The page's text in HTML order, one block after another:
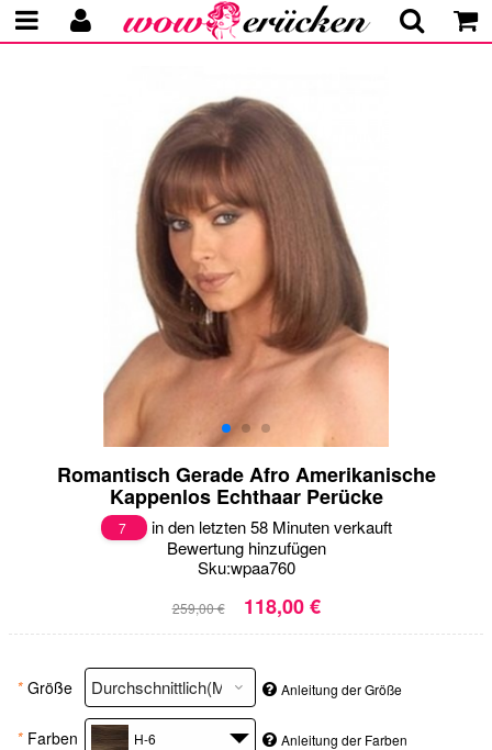
Romantisch Gerade Afro Amerikanische
Kappenlos Echthaar Perücke
7
in den letzten 58 Minuten verkauft
Bewertung hinzufügen
Sku:wpaa760
259,00 € 118,00 €
* Größe Anleitung der Größe
* Farben H-6 Anleitung der Farben